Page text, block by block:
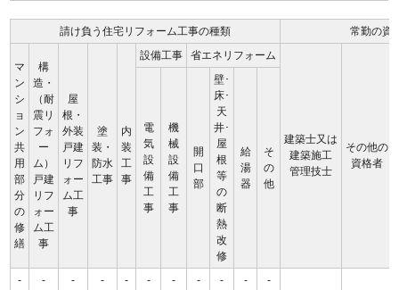
請け負う住宅リフォーム工事の種類 常勤の資
マ
ン
シ
ョ
ン
共
用
部
分
の
修
繕
構
造・
（耐
震リ
フォ
ー
ム）
戸建
リフ
ォー
ム工
事
屋
根・
外装
戸建
リフ
ォー
ム工
事
塗
装・
防水
工事
内
装
工
事
設備工事 省エネリフォーム
建築士又は
建築施工
管理技士
その他の
資格者
電
気
設
備
工
事
機
械
設
備
工
事
開
口
部
壁･
床･
天
井･
屋
根
等
の
断
熱
改
修
給
湯
器
そ
の
他
- - - - - - - - - - -